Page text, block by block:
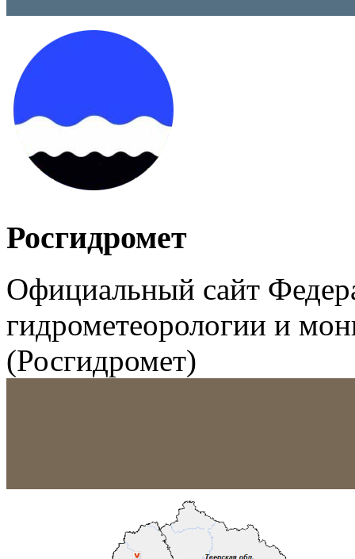
Росгидромет
Официальный сайт
гидрометеорологии и
(Росгидромет)